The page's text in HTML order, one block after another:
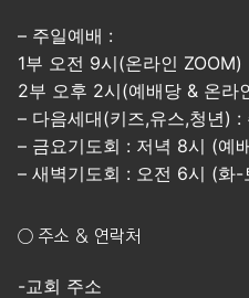
– 주일예배 :
1부 오전 9시(온라인 ZOOM)
2부 오후 2시(예배당 & 온라
– 다음세대(키즈,유스,청년) :
– 금요기도회 : 저녁 8시 (예
– 새벽기도회 : 오전 6시 (화-
○ 주소 & 연락처
-교회 주소